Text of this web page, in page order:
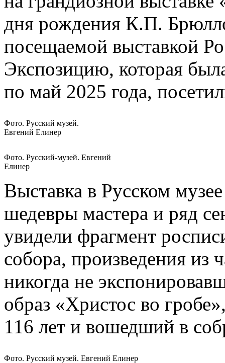
дня рождения К.П.
посещаемой выставкой
Экспозицию, которая
по май 2025 года,
Фото. Русский музей.
Евгений Елинер
Фото. Русский-музей. Евгений
Елинер
Выставка в Русском
шедевры мастера и ряд
увидели фрагмент
собора, произведения из
никогда не
образ «Христос во
116 лет и вошедший в
Фото. Русский музей. Евгений Елинер